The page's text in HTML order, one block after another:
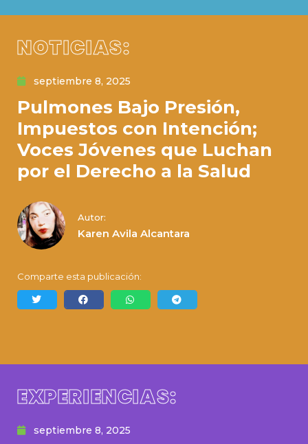
NOTICIAS:
septiembre 8, 2025
Pulmones Bajo Presión,
Impuestos con Intención;
Voces Jóvenes que Luchan
por el Derecho a la Salud
Autor:
Karen Avila Alcantara
Comparte esta publicación:
EXPERIENCIAS:
septiembre 8, 2025